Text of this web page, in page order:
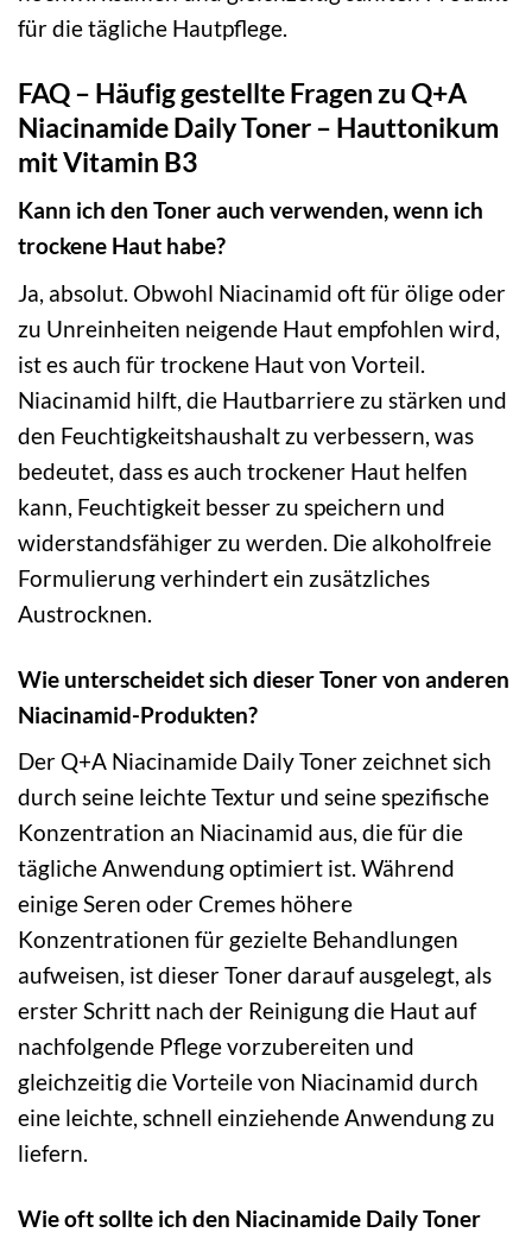
für die tägliche Hautpflege.
FAQ – Häufig gestellte Fragen zu Q+A
Niacinamide Daily Toner – Hauttonikum
mit Vitamin B3
Kann ich den Toner auch verwenden, wenn ich
trockene Haut habe?
Ja, absolut. Obwohl Niacinamid oft für ölige oder
zu Unreinheiten neigende Haut empfohlen wird,
ist es auch für trockene Haut von Vorteil.
Niacinamid hilft, die Hautbarriere zu stärken und
den Feuchtigkeitshaushalt zu verbessern, was
bedeutet, dass es auch trockener Haut helfen
kann, Feuchtigkeit besser zu speichern und
widerstandsfähiger zu werden. Die alkoholfreie
Formulierung verhindert ein zusätzliches
Austrocknen.
Wie unterscheidet sich dieser Toner von anderen
Niacinamid-Produkten?
Der Q+A Niacinamide Daily Toner zeichnet sich
durch seine leichte Textur und seine spezifische
Konzentration an Niacinamid aus, die für die
tägliche Anwendung optimiert ist. Während
einige Seren oder Cremes höhere
Konzentrationen für gezielte Behandlungen
aufweisen, ist dieser Toner darauf ausgelegt, als
erster Schritt nach der Reinigung die Haut auf
nachfolgende Pflege vorzubereiten und
gleichzeitig die Vorteile von Niacinamid durch
eine leichte, schnell einziehende Anwendung zu
liefern.
Wie oft sollte ich den Niacinamide Daily Toner